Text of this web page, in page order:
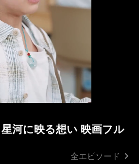
河に映る想い 映画フル
全エピソード